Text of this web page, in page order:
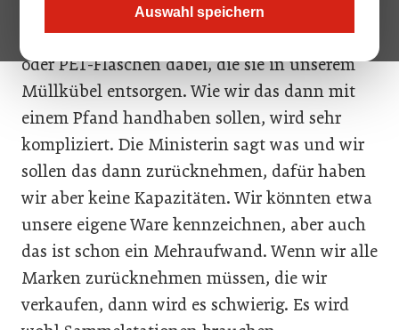
Auswahl speichern
Wir haben sehr viele Touristen als Gäste und
die haben immer wieder leere Getränke-Dosen
oder PET-Flaschen dabei, die sie in unserem
Müllkübel entsorgen. Wie wir das dann mit
einem Pfand handhaben sollen, wird sehr
kompliziert. Die Ministerin sagt was und wir
sollen das dann zurücknehmen, dafür haben
wir aber keine Kapazitäten. Wir könnten etwa
unsere eigene Ware kennzeichnen, aber auch
das ist schon ein Mehraufwand. Wenn wir alle
Marken zurücknehmen müssen, die wir
verkaufen, dann wird es schwierig. Es wird